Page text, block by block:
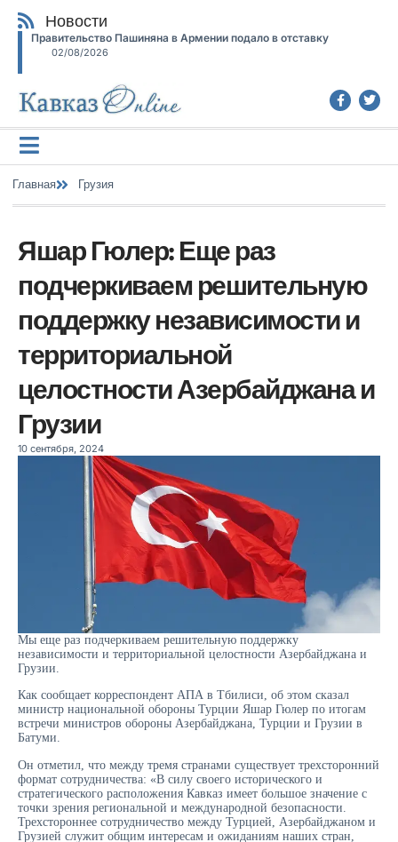
Новости
Правительство Пашиняна в Армении подало в отставку
02/08/2026
Главная Грузия
Яшар Гюлер: Еще раз
подчеркиваем решительную
поддержку независимости и
территориальной
целостности Азербайджана и
Грузии
10 сентября, 2024
Мы еще раз подчеркиваем решительную поддержку
независимости и территориальной целостности Азербайджана и
Грузии.
Как сообщает корреспондент АПА в Тбилиси, об этом сказал
министр национальной обороны Турции Яшар Гюлер по итогам
встречи министров обороны Азербайджана, Турции и Грузии в
Батуми.
Он отметил, что между тремя странами существует трехсторонний
формат сотрудничества: «В силу своего исторического и
стратегического расположения Кавказ имеет большое значение с
точки зрения региональной и международной безопасности.
Трехстороннее сотрудничество между Турцией, Азербайджаном и
Грузией служит общим интересам и ожиданиям наших стран,